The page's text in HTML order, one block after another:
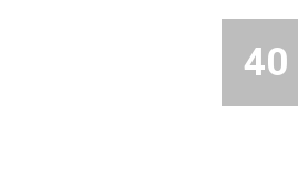
40